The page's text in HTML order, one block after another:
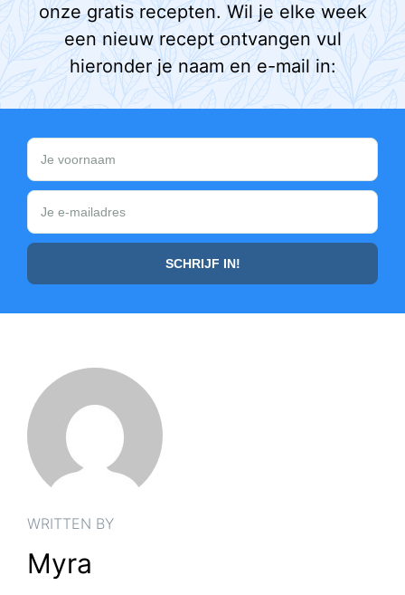
onze gratis recepten. Wil je elke week
een nieuw recept ontvangen vul
hieronder je naam en e-mail in:
WRITTEN BY
Myra